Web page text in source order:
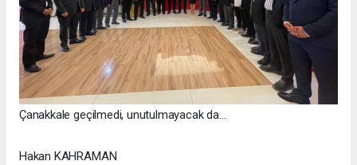
Çanakkale geçilmedi, unutulmayacak da...
Hakan KAHRAMAN